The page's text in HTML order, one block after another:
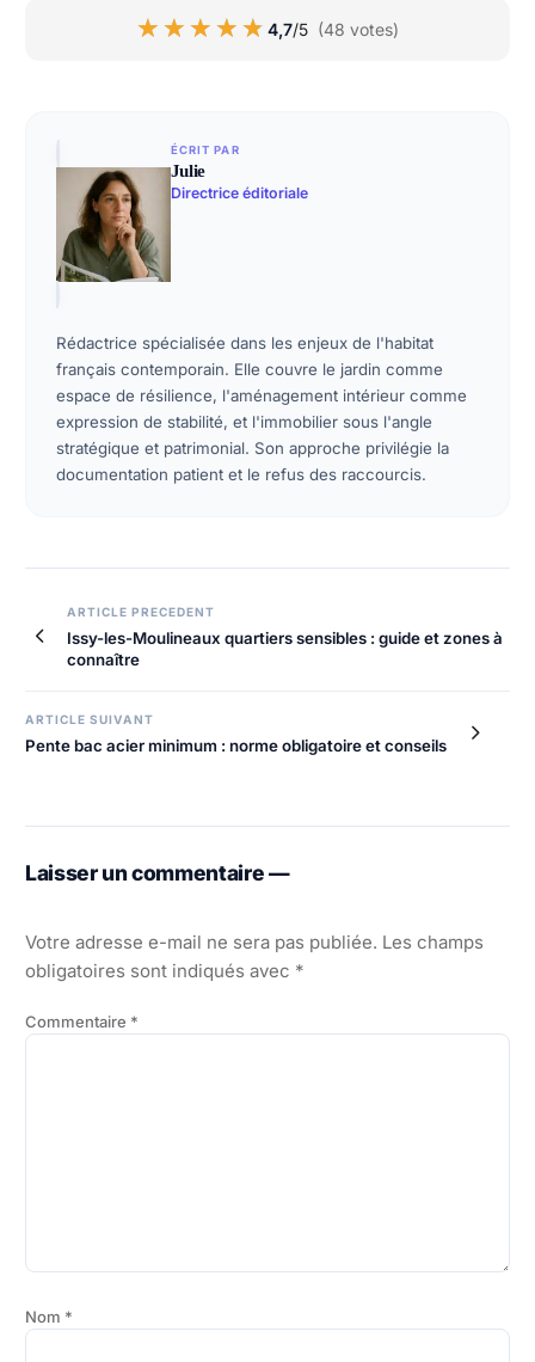
★★★★★
★★★★★ 4,7/5 (48 votes)
ÉCRIT PAR
Julie
Directrice éditoriale
Rédactrice spécialisée dans les enjeux de l'habitat
français contemporain. Elle couvre le jardin comme
espace de résilience, l'aménagement intérieur comme
expression de stabilité, et l'immobilier sous l'angle
stratégique et patrimonial. Son approche privilégie la
documentation patient et le refus des raccourcis.
ARTICLE PRECEDENT
Issy-les-Moulineaux quartiers sensibles : guide et zones à
connaître
ARTICLE SUIVANT
Pente bac acier minimum : norme obligatoire et conseils
Laisser un commentaire —
Votre adresse e-mail ne sera pas publiée. Les champs
obligatoires sont indiqués avec *
Commentaire *
Nom *